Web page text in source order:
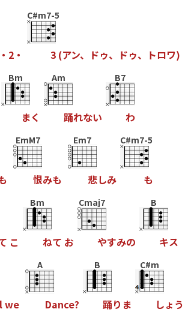
・ 2 ・
C#m7-5
3 (アン、 ドゥ、 ドゥ、 トロワ)
Bm
まく
Am
踊れない
B7
わ
EmM7
恨みも
Em7
悲しみ
C#m7-5
も
こ
Bm
ねて お
Cmaj7
やすみの
B
キス
lwe
A
Dance?
B
踊り ま
C#m
しょ う